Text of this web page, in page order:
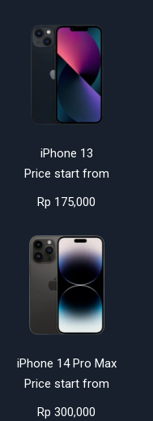
iPhone 13
Price start from
Rp 175,000
iPhone 14 Pro Max
Price start from
Rp 300,000